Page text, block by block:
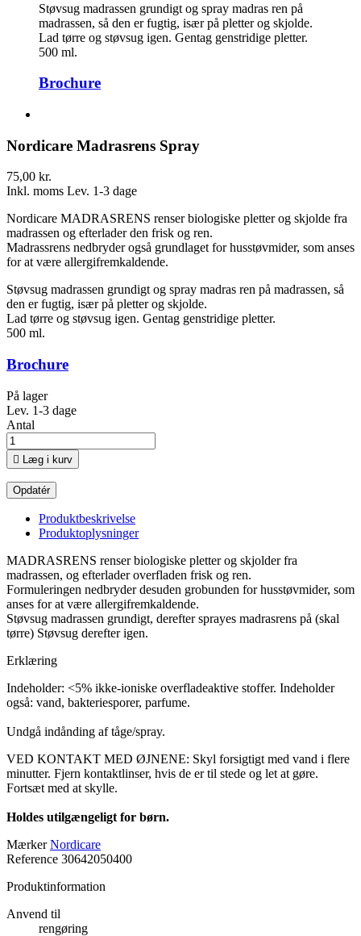
Støvsug madrassen grundigt og spray madras ren på
madrassen, så den er fugtig, især på pletter og skjolde.
Lad tørre og støvsug igen. Gentag genstridige pletter.
500 ml.
Brochure
Nordicare Madrasrens Spray
75,00 kr.
Inkl. moms Lev. 1-3 dage
Nordicare MADRASRENS renser biologiske pletter og skjolde fra
madrassen og efterlader den frisk og ren.
Madrassrens nedbryder også grundlaget for husstøvmider, som anses
for at være allergifremkaldende.
Støvsug madrassen grundigt og spray madras ren på madrassen, så
den er fugtig, især på pletter og skjolde.
Lad tørre og støvsug igen. Gentag genstridige pletter.
500 ml.
Brochure
På lager
Lev. 1-3 dage
Antal
 Læg i kurv
Produktbeskrivelse
Produktoplysninger
MADRASRENS renser biologiske pletter og skjolder fra
madrassen, og efterlader overfladen frisk og ren.
Formuleringen nedbryder desuden grobunden for husstøvmider, som
anses for at være allergifremkaldende.
Støvsug madrassen grundigt, derefter sprayes madrasrens på (skal
tørre) Støvsug derefter igen.
Erklæring
Indeholder: <5% ikke-ioniske overfladeaktive stoffer. Indeholder
også: vand, bakteriesporer, parfume.
Undgå indånding af tåge/spray.
VED KONTAKT MED ØJNENE: Skyl forsigtigt med vand i flere
minutter. Fjern kontaktlinser, hvis de er til stede og let at gøre.
Fortsæt med at skylle.
Holdes utilgængeligt for børn.
Mærker Nordicare
Reference 30642050400
Produktinformation
Anvend til
rengøring